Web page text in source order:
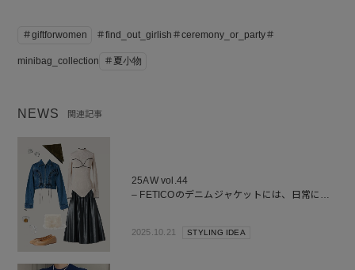
＃giftforwomen ＃find_out_girlish＃ceremony_or_party＃
minibag_collection ＃夏小物
NEWS 関連記事
25AW vol.44
– FETICOのデニムジャケットには、日常に馴
2025.10.21 STYLING IDEA